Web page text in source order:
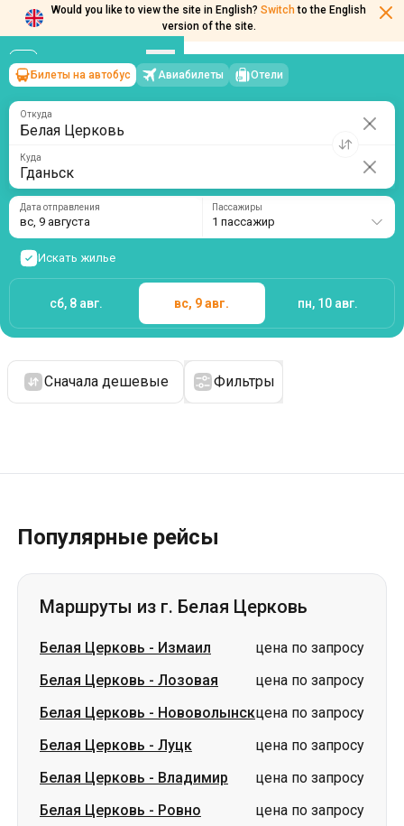
Would you like to view the site in English? Switch to the English
version of the site.
Белая Церковь→ Гданьск
вс, 9 августа/1 пассажир
Билеты на автобус Авиабилеты Отели
Откуда
Куда
Дата отправления
вс, 9 августа
Пассажиры
1 пассажир
Искать жилье
сб, 8 авг. вс, 9 авг. пн, 10 авг.
Сначала дешевые Фильтры
Популярные рейсы
Маршруты из г. Белая Церковь
Белая Церковь - Измаил
цена по запросу
Белая Церковь - Лозовая
цена по запросу
Белая Церковь - Нововолынскцена по запросу
Белая Церковь - Луцк
цена по запросу
Белая Церковь - Владимир
цена по запросу
Белая Церковь - Ровно
цена по запросу